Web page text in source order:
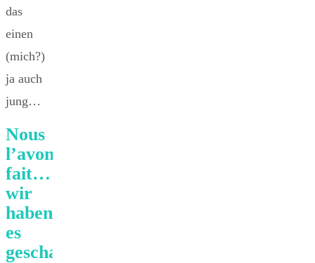
das
einen
(mich?)
ja auch
jung…
Nous
l’avons
fait…
wir
haben
es
geschafft!